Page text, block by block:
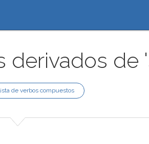
de
de verbos compuestos